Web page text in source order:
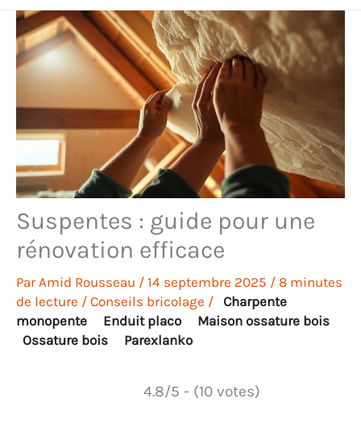
Suspentes : guide pour une
rénovation efficace
ParAmid Rousseau / 14 septembre 2025 / 8 minutes
de lecture / Conseils bricolage / Charpente
monopente
Enduit placo
Maison ossature bois
Ossature bois
Parexlanko
4.8/5 - (10 votes)